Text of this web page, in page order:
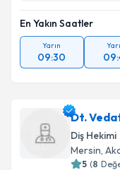
En Yakın Saatler
Yarın
09:30
Dt.
Diş Hekimi
Mersin,
5 (8